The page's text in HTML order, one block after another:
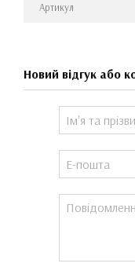
Артикул
Новий відгук або